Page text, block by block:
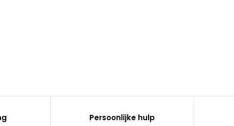
Persoonlijke hulp